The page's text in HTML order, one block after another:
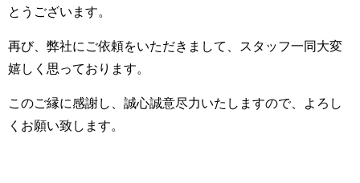
とうございます。
再び、弊社にご依頼をいただきまして、スタッフ一同大変
嬉しく思っております。
このご縁に感謝し、誠心誠意尽力いたしますので、よろし
くお願い致します。